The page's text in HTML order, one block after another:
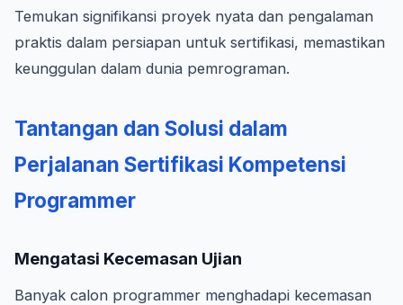
Temukan signifikansi proyek nyata dan pengalaman
praktis dalam persiapan untuk sertifikasi, memastikan
keunggulan dalam dunia pemrograman.
Tantangan dan Solusi dalam
Perjalanan Sertifikasi Kompetensi
Programmer
Mengatasi Kecemasan Ujian
Banyak calon programmer menghadapi kecemasan